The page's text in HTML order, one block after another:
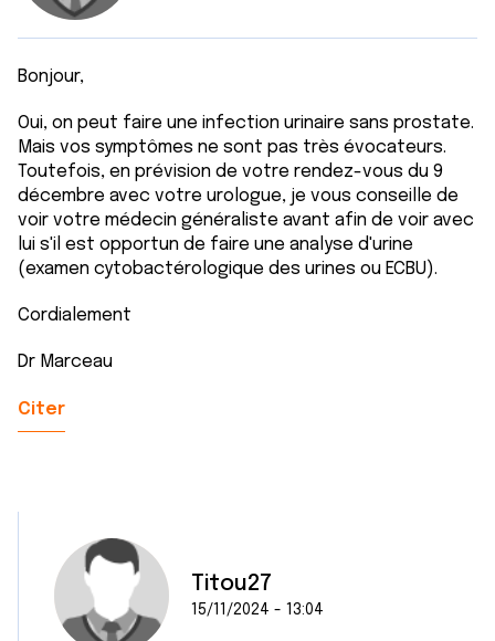
Bonjour,
Oui, on peut faire une infection urinaire sans prostate.
Mais vos symptômes ne sont pas très évocateurs.
Toutefois, en prévision de votre rendez-vous du 9
décembre avec votre urologue, je vous conseille de
voir votre médecin généraliste avant afin de voir avec
lui s'il est opportun de faire une analyse d'urine
(examen cytobactérologique des urines ou ECBU).
Cordialement
Dr Marceau
Citer
Titou27
15/11/2024 - 13:04